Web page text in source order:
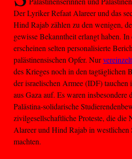
Der Lyriker Refaat Alareer und das
Hind Rajab zählen zu den wenigen,
gewisse Bekanntheit erlangt haben.
erscheinen selten personalisierte
palästinensischen Opfer. Nurvereinzelt
des Krieges noch in den tagtäglichen
der israelischen Armee (IDF)
aus Gaza auf. Es waren insbesondere
Palästina-solidarische
zivilgesellschaftliche Proteste, die die
Alareer und Hind Rajab in westlichen
machten.